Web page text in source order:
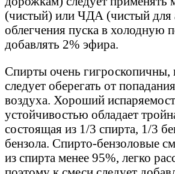
(чистый) или ЧДА (чистый для
облегчения пуска в холодную
добавлять 2% эфира.
Спирты очень гигроскопичны,
следует оберегать от
воздуха. Хороший
устойчивостью обладает
состоящая из 1/3 спирта, 1/3
бензола. Спирто-бензоловые
из спирта менее 95%, легко